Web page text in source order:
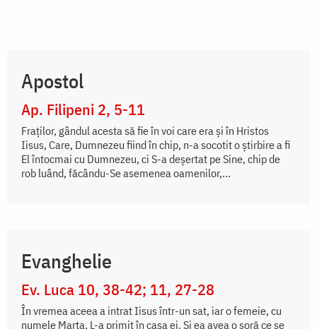
Apostol
Ap. Filipeni 2, 5-11
Fraților, gândul acesta să fie în voi care era și în Hristos
Iisus, Care, Dumnezeu fiind în chip, n-a socotit o știrbire a fi
El întocmai cu Dumnezeu, ci S-a deșertat pe Sine, chip de
rob luând, făcându-Se asemenea oamenilor,...
Evanghelie
Ev. Luca 10, 38-42; 11, 27-28
În vremea aceea a intrat Iisus într-un sat, iar o femeie, cu
numele Marta, L-a primit în casa ei. Și ea avea o soră ce se